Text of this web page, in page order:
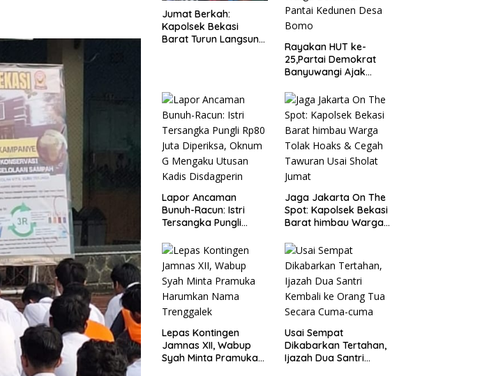
Jumat Berkah:
Kapolsek Bekasi
Barat Turun Langsung
Rayakan HUT ke-
25,Partai Demokrat
Banyuwangi Ajak
Pantai Kedunen Desa
Bomo
Lapor Ancaman
Bunuh-Racun: Istri
Tersangka Pungli
Oknum G Mengaku
Utusan Kadis
Disdagperin
Jaga Jakarta On The
Spot: Kapolsek Bekasi
Barat himbau Warga
Tawuran Usai Sholat
Jumat
Lepas Kontingen
Jamnas XII, Wabup
Syah Minta Pramuka
Usai Sempat
Dikabarkan Tertahan,
Ijazah Dua Santri